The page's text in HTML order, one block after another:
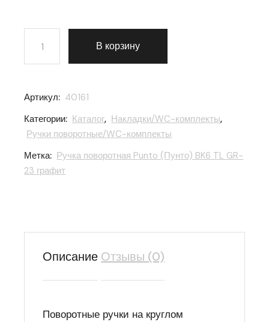
Количество товара Ручка поворотная Punto (Пунто)
В корзину
Артикул: 40161
Категории: Каталог, Накладки/WC-комплекты,
Ручки поворотные/WC-комплекты
Метка: Ручка поворотная Punto (Пунто) BK6 TL GR-
23 графит
Описание Отзывы (0)
Поворотные ручки на круглом